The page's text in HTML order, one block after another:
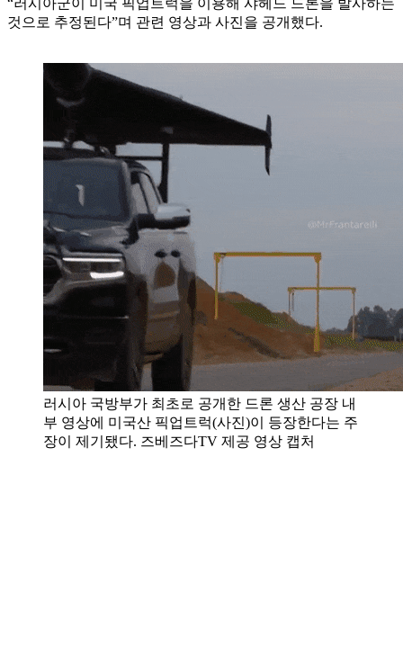
것으로 추정된다”며 관련 영상과 사진을 공개했다.
러시아 국방부가 최초로 공개한 드론 생산 공장 내
부 영상에 미국산 픽업트럭(사진)이 등장한다는 주
장이 제기됐다. 즈베즈다TV 제공 영상 캡처